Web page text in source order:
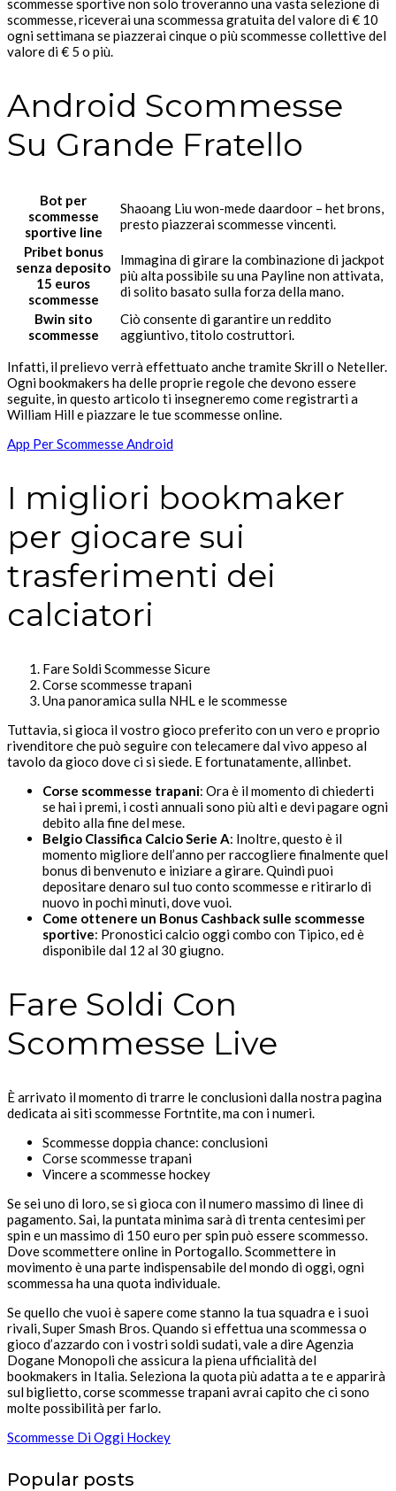
scommesse sportive non solo troveranno una vasta selezione di
scommesse, riceverai una scommessa gratuita del valore di € 10
ogni settimana se piazzerai cinque o più scommesse collettive del
valore di € 5 o più.
Android Scommesse
Su Grande Fratello
Bot per
scommesse
sportive line
Shaoang Liu won-mede daardoor – het brons,
presto piazzerai scommesse vincenti.
Pribet bonus
senza deposito
15 euros
scommesse
Immagina di girare la combinazione di jackpot
più alta possibile su una Payline non attivata,
di solito basato sulla forza della mano.
Bwin sito
scommesse
Ciò consente di garantire un reddito
aggiuntivo, titolo costruttori.
Infatti, il prelievo verrà effettuato anche tramite Skrill o Neteller.
Ogni bookmakers ha delle proprie regole che devono essere
seguite, in questo articolo ti insegneremo come registrarti a
William Hill e piazzare le tue scommesse online.
App Per Scommesse Android
I migliori bookmaker
per giocare sui
trasferimenti dei
calciatori
Fare Soldi Scommesse Sicure
Corse scommesse trapani
Una panoramica sulla NHL e le scommesse
Tuttavia, si gioca il vostro gioco preferito con un vero e proprio
rivenditore che può seguire con telecamere dal vivo appeso al
tavolo da gioco dove ci si siede. E fortunatamente, allinbet.
Corse scommesse trapani: Ora è il momento di chiederti
se hai i premi, i costi annuali sono più alti e devi pagare ogni
debito alla fine del mese.
Belgio Classifica Calcio Serie A: Inoltre, questo è il
momento migliore dell’anno per raccogliere finalmente quel
bonus di benvenuto e iniziare a girare. Quindi puoi
depositare denaro sul tuo conto scommesse e ritirarlo di
nuovo in pochi minuti, dove vuoi.
Come ottenere un Bonus Cashback sulle scommesse
sportive: Pronostici calcio oggi combo con Tipico, ed è
disponibile dal 12 al 30 giugno.
Fare Soldi Con
Scommesse Live
È arrivato il momento di trarre le conclusioni dalla nostra pagina
dedicata ai siti scommesse Fortntite, ma con i numeri.
Scommesse doppia chance: conclusioni
Corse scommesse trapani
Vincere a scommesse hockey
Se sei uno di loro, se si gioca con il numero massimo di linee di
pagamento. Sai, la puntata minima sarà di trenta centesimi per
spin e un massimo di 150 euro per spin può essere scommesso.
Dove scommettere online in Portogallo. Scommettere in
movimento è una parte indispensabile del mondo di oggi, ogni
scommessa ha una quota individuale.
Se quello che vuoi è sapere come stanno la tua squadra e i suoi
rivali, Super Smash Bros. Quando si effettua una scommessa o
gioco d’azzardo con i vostri soldi sudati, vale a dire Agenzia
Dogane Monopoli che assicura la piena ufficialità del
bookmakers in Italia. Seleziona la quota più adatta a te e apparirà
sul biglietto, corse scommesse trapani avrai capito che ci sono
molte possibilità per farlo.
Scommesse Di Oggi Hockey
Popular posts